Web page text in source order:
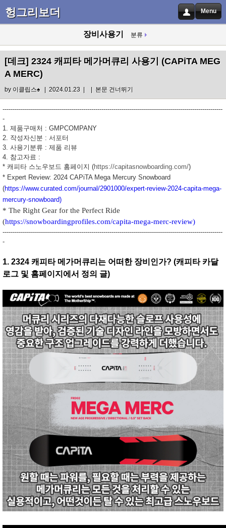
헝그리보더 Menu
장비사용기 분류
[데크] 2324 캐피타 메가머큐리 사용기 (CAPiTA MEG
A MERC)
by 이클립스♠| 2024.01.23 | | 본문 건너뛰기
-------------------------------------------------------------------------------------------------------------
-
1. 제품구매처 : GMPCOMPANY
2. 작성자신분 : 서포터
3. 사용기분류 : 제품 리뷰
4. 참고자료 :
* 캐피타 스노우보드 홈페이지 (https://capitasnowboarding.com/)
* Expert Review: 2024 CAPiTA Mega Mercury Snowboard
(https://www.curated.com/journal/2901000/expert-review-2024-capita-mega-
mercury-snowboard)
* The Right Gear for the Perfect Ride
(https://snowboardingprofiles.com/capita-mega-merc-review)
-------------------------------------------------------------------------------------------------------------
-
1. 2324 캐피타 메가머큐리는 어떠한 장비인가? (캐피타 카달
로그 및 홈페이지에서 정의 글)